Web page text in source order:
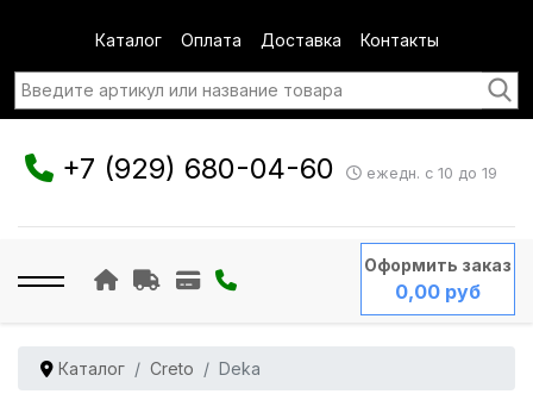
Каталог Оплата Доставка Контакты
+7 (929) 680-04-60 ежедн. с 10 до 19
Оформить заказ
0,00 руб
Каталог Creto Deka